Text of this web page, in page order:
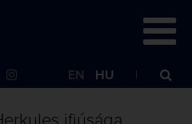
EN HU